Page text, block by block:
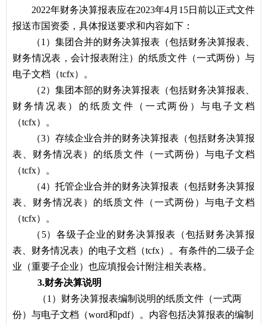
2022年财务决算报表应在2023年4月15日前以正式文件
报送市国资委，具体报送要求和内容如下：
（1）集团合并的财务决算报表（包括财务决算报表、
财务情况表，会计报表附注）的纸质文件（一式两份）与
电子文档（tcfx）。
（2）集团本部的财务决算报表（包括财务决算报表、
财务情况表）的纸质文件（一式两份）与电子文档
（tcfx）。
（3）存续企业合并的财务决算报表（包括财务决算报
表、财务情况表）的纸质文件（一式两份）与电子文档
（tcfx）。
（4）托管企业合并的财务决算报表（包括财务决算报
表、财务情况表）的纸质文件（一式两份）与电子文档
（tcfx）。
（5）各级子企业的财务决算报表（包括财务决算报
表、财务情况表）的电子文档（tcfx）。有条件的二级子企
业（重要子企业）也应填报会计附注相关表格。
3.财务决算说明
（1）财务决算报表编制说明的纸质文件（一式两
份）与电子文档（word和pdf）。内容包括决算报表的编制